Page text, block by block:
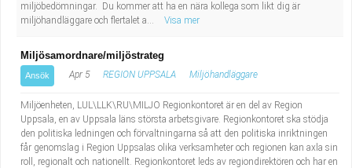
miljöbedömningar. Du kommer att ha en nära kollega som likt dig är
miljöhandläggare och flertalet a...
Visa mer
Miljösamordnare/miljöstrateg
Ansök Apr 5 REGION UPPSALA Miljöhandläggare
Miljöenheten, LUL\LLK\RU\MILJO Regionkontoret är en del av Region
Uppsala, en av Uppsala läns största arbetsgivare. Regionkontoret ska stödja
den politiska ledningen och förvaltningarna så att den politiska inriktningen
får genomslag i Region Uppsalas olika verksamheter och regionen kan axla sin
roll, regionalt och nationellt. Regionkontoret leds av regiondirektören och har en